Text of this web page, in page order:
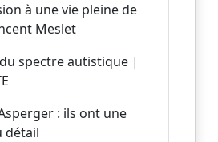
à une vie pleine de
Meslet
spectre autistique |
: ils ont une
détail